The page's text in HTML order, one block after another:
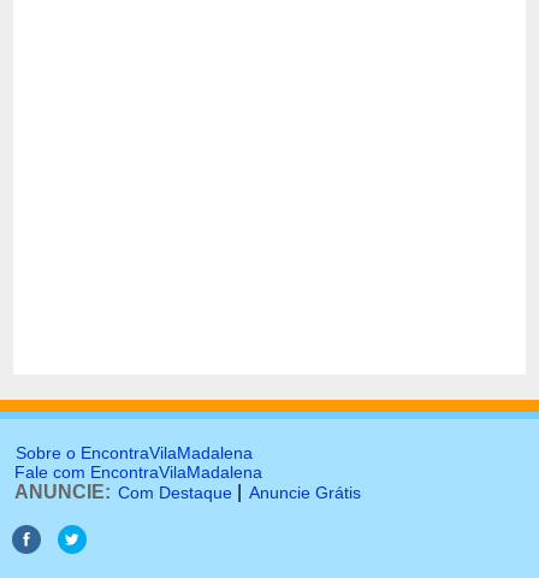
Sobre o EncontraVilaMadalena
Fale com EncontraVilaMadalena
ANUNCIE: Com Destaque Anuncie Grátis